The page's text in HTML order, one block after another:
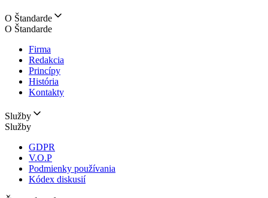
O Štandarde
O Štandarde
Firma
Redakcia
Princípy
História
Kontakty
Služby
Služby
GDPR
V.O.P
Podmienky používania
Kódex diskusií